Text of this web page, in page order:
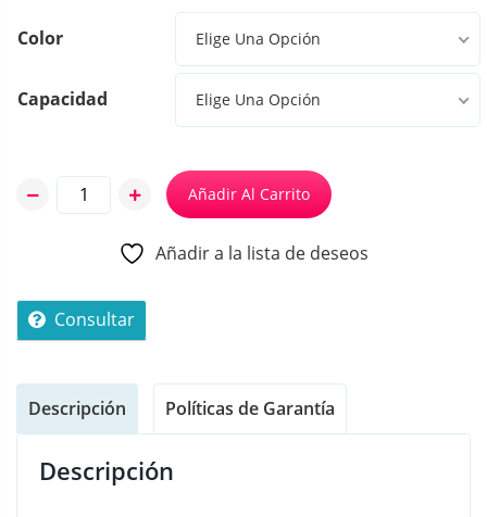
a
n
o
e
p
r
o
s
Color Elige Una Opción
Capacidad Elige Una Opción
Añadir Al Carrito
Añadir a la lista de deseos
Consultar
Descripción Políticas de Garantía
Descripción